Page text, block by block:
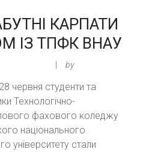
КАРПАТИ
ІЗ ТПФК ВНАУ
by
червня студенти та
Технологічно-
фахового коледжу
національного
університету стали